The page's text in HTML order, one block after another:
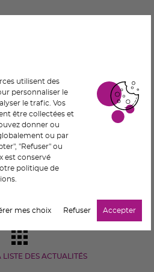
LISTE DES ACTUALITÉS
utilisent des
personnaliser le
le trafic. Vos
être collectées et
donner ou
ou par
"Refuser" ou
est conservé
politique de
Accepter
Refuser
mes choix